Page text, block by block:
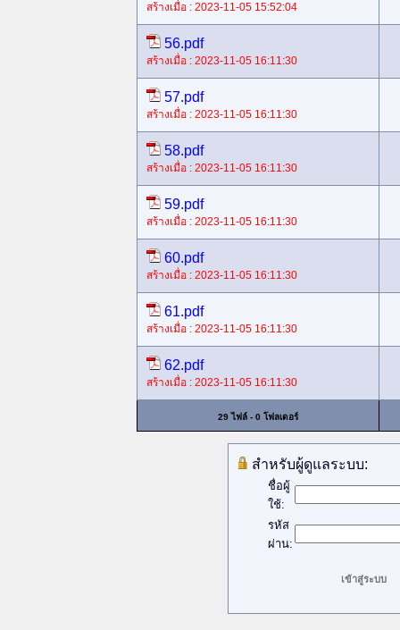
สร้างเมื่อ : 2023-11-05 15:52:04
56.pdf
สร้างเมื่อ : 2023-11-05 16:11:30
57.pdf
สร้างเมื่อ : 2023-11-05 16:11:30
58.pdf
สร้างเมื่อ : 2023-11-05 16:11:30
59.pdf
สร้างเมื่อ : 2023-11-05 16:11:30
60.pdf
สร้างเมื่อ : 2023-11-05 16:11:30
61.pdf
สร้างเมื่อ : 2023-11-05 16:11:30
62.pdf
สร้างเมื่อ : 2023-11-05 16:11:30
29 ไฟล์ - 0 โฟลเดอร์
สำหรับผู้ดูแลระบบ:
ชื่อผู้
ใช้:
รหัส
ผ่าน: